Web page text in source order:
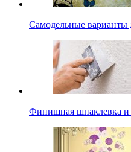
Самодельные варианты
Финишная шпаклевка и